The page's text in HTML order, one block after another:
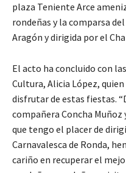
plaza Teniente Arce
rondeñas y la comparsa
Aragón y dirigida por el
El acto ha concluido con
Cultura, Alicia López,
disfrutar de estas fiestas.
compañera Concha Muñoz
que tengo el placer de
Carnavalesca de Ronda,
cariño en recuperar el